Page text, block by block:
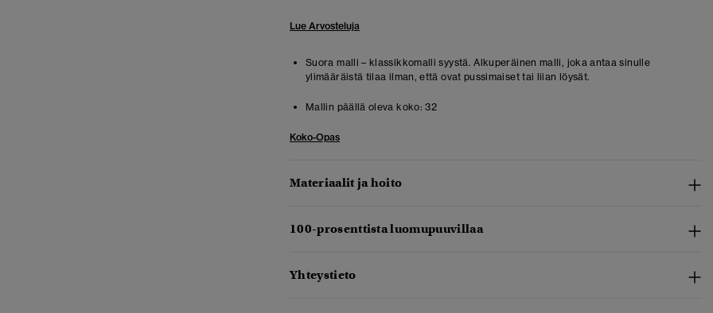
Lue Arvosteluja
Suora malli – klassikkomalli syystä. Alkuperäinen malli, joka antaa sinulle
ylimääräistä tilaa ilman, että ovat pussimaiset tai liian löysät.
Mallin päällä oleva koko: 32
Koko-Opas
Materiaalit ja hoito
100-prosenttista luomupuuvillaa
Yhteystieto